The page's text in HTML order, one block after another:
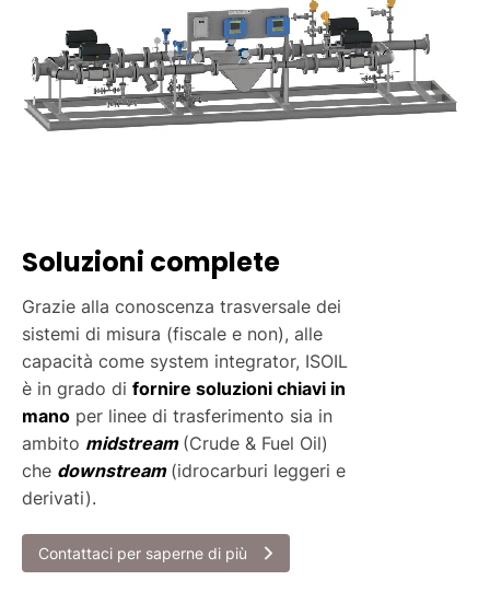
Soluzioni complete
Grazie alla conoscenza trasversale dei
sistemi di misura (fiscale e non), alle
capacità come system integrator, ISOIL
è in grado di fornire soluzioni chiavi in
mano per linee di trasferimento sia in
ambito midstream (Crude & Fuel Oil)
che downstream (idrocarburi leggeri e
derivati).
Contattaci per saperne di più